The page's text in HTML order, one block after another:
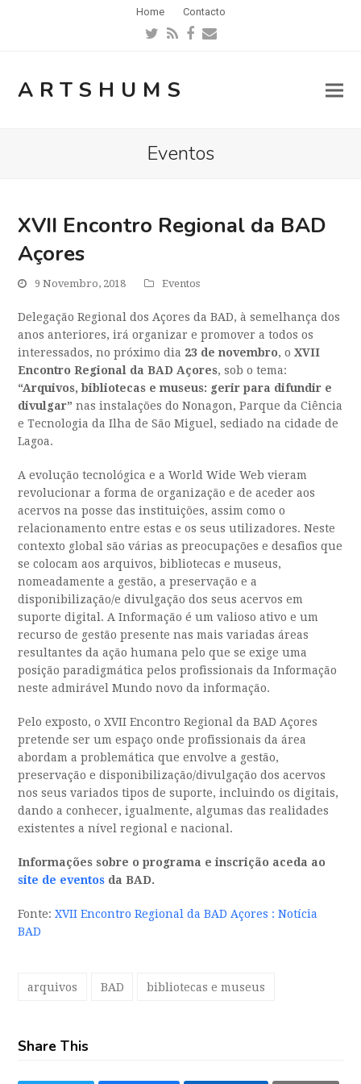
Home Contacto
Twitter
RSSFacebook
Email
ARTSHUMS
Eventos
XVII Encontro Regional da BAD
Açores
9 Novembro, 2018 Eventos
Delegação Regional dos Açores da BAD, à semelhança dos
anos anteriores, irá organizar e promover a todos os
interessados, no próximo dia 23 de novembro, oXVII
Encontro Regional da BAD Açores, sob o tema:
“Arquivos, bibliotecas e museus: gerir para difundir e
divulgar” nas instalações do Nonagon, Parque da Ciência
e Tecnologia da Ilha de São Miguel, sediado na cidade de
Lagoa.
A evolução tecnológica e a World Wide Web vieram
revolucionar a forma de organização e de aceder aos
acervos na posse das instituições, assim como o
relacionamento entre estas e os seus utilizadores. Neste
contexto global são várias as preocupações e desafios que
se colocam aos arquivos, bibliotecas e museus,
nomeadamente a gestão, a preservação e a
disponibilização/e divulgação dos seus acervos em
suporte digital. A Informação é um valioso ativo e um
recurso de gestão presente nas mais variadas áreas
resultantes da ação humana pelo que se exige uma
posição paradigmática pelos profissionais da Informação
neste admirável Mundo novo da informação.
Pelo exposto, o XVII Encontro Regional da BAD Açores
pretende ser um espaço onde profissionais da área
abordam a problemática que envolve a gestão,
preservação e disponibilização/divulgação dos acervos
nos seus variados tipos de suporte, incluindo os digitais,
dando a conhecer, igualmente, algumas das realidades
existentes a nível regional e nacional.
Informações sobre o programa e inscrição aceda ao
site de eventos da BAD.
Fonte:XVII Encontro Regional da BAD Açores : Notícia
BAD
arquivos BAD bibliotecas e museus
Share This